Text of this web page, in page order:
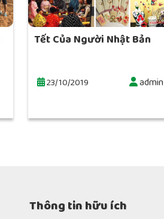
Tết Của Người Nhật Bản
23/10/2019 admin
Thông tin hữu ích